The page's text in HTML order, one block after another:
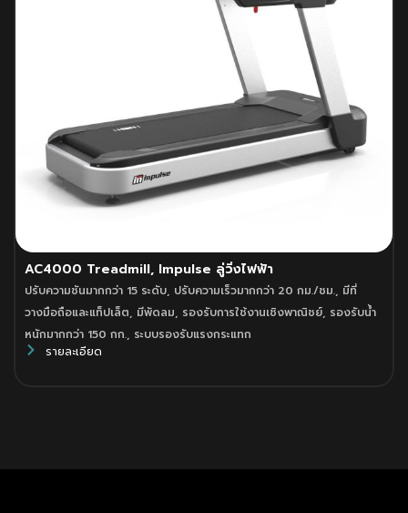
AC4000 Treadmill, Impulse ลู่วิ่งไฟฟ้า
ปรับความชันมากกว่า 15 ระดับ, ปรับความเร็วมากกว่า 20 กม./ชม., มีที่
วางมือถือและแท็ปเล็ต, มีพัดลม, รองรับการใช้งานเชิงพาณิชย์, รองรับน้ำ
หนักมากกว่า 150 กก., ระบบรองรับแรงกระแทก
รายละเอียด